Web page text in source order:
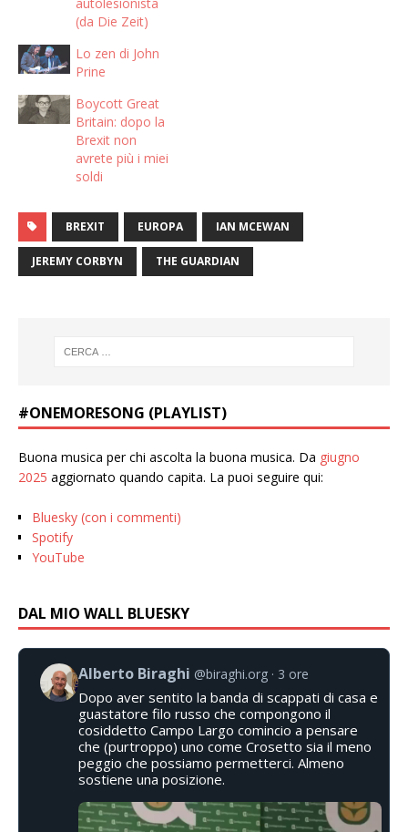
(da Die Zeit)
Lo zen di John
Prine
Boycott Great
Britain: dopo la
Brexit non
avrete più i miei
soldi
BREXIT EUROPA IAN MCEWAN
JEREMY CORBYN THE GUARDIAN
#ONEMORESONG (PLAYLIST)
Buona musica per chi ascolta la buona musica. Da giugno
2025 aggiornato quando capita. La puoi seguire qui:
Bluesky (con i commenti)
Spotify
YouTube
DAL MIO WALL BLUESKY
Alberto Biraghi @biraghi.org 3 ore
Dopo aver sentito la banda di scappati di casa e
guastatore filo russo che compongono il
cosiddetto Campo Largo comincio a pensare
che (purtroppo) uno come Crosetto sia il meno
peggio che possiamo permetterci. Almeno
sostiene una posizione.